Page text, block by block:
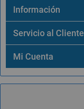
Información
Servicio al Cliente
Mi Cuenta